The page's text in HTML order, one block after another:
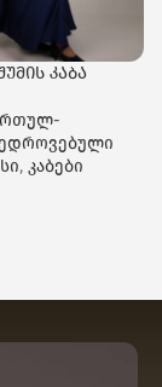
კაბა
, კაბები